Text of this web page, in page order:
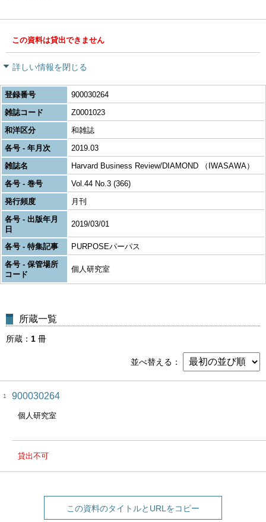
この資料は貸出できません
詳しい情報を閉じる
登録番号
900030264
雑誌コード
Z0001023
和洋区分
和雑誌
各号 - 年月次
2019.03
雑誌名
Harvard Business Review/DIAMOND （IWASAWA）
各号 - 巻号
Vol.44 No.3 (366)
発行頻度
月刊
各号 - 出版年月
日
2019/03/01
各号 - 特集記事
PURPOSEパーパス
各号 - 保管場所
コード
個人研究室
所蔵一覧
所蔵 1 冊
並べ替える
1 900030264
個人研究室
貸出不可
この資料のタイトルとURLをコピー